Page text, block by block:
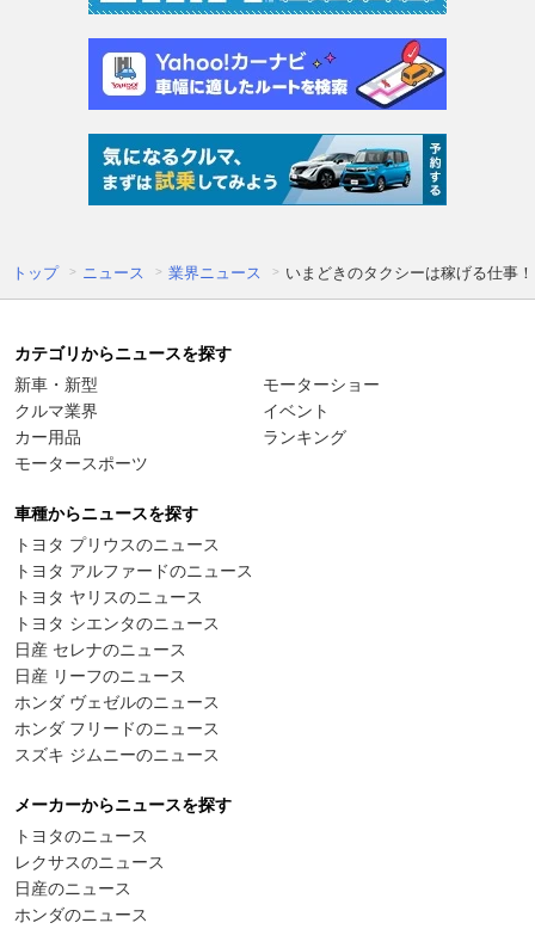
トップ ニュース 業界ニュース いまどきのタクシーは稼げる仕事
カテゴリからニュースを探す
新車・新型
クルマ業界
カー用品
モータースポーツ
モーターショー
イベント
ランキング
車種からニュースを探す
トヨタ プリウスのニュース
トヨタ アルファードのニュース
トヨタ ヤリスのニュース
トヨタ シエンタのニュース
日産 セレナのニュース
日産 リーフのニュース
ホンダ ヴェゼルのニュース
ホンダ フリードのニュース
スズキ ジムニーのニュース
メーカーからニュースを探す
トヨタのニュース
レクサスのニュース
日産のニュース
ホンダのニュース